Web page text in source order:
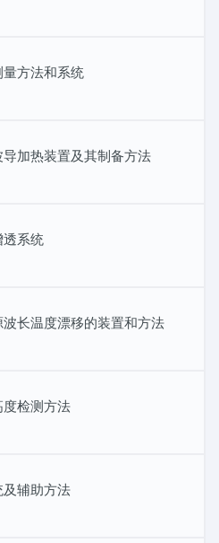
方法和系统
加热装置及其制备方法
系统
长温度漂移的装置和方法
检测方法
辅助方法